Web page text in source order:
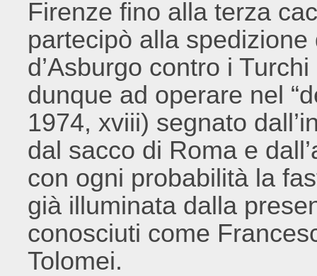
Firenze fino alla terza
partecipò alla spedizione
d’Asburgo contro i
dunque ad operare nel
1974, xviii) segnato
dal sacco di Roma e
con ogni probabilità la
già illuminata dalla
conosciuti come
Tolomei.